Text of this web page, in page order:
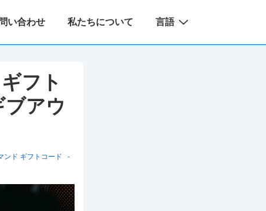
い合わせ 私たちについて 言語
フト
アウ
ンド ギフトコード